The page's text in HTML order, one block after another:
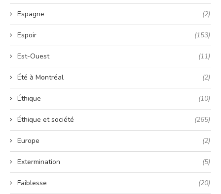
Espagne (2)
Espoir (153)
Est-Ouest (11)
Été à Montréal (2)
Éthique (10)
Éthique et société (265)
Europe (2)
Extermination (5)
Faiblesse (20)